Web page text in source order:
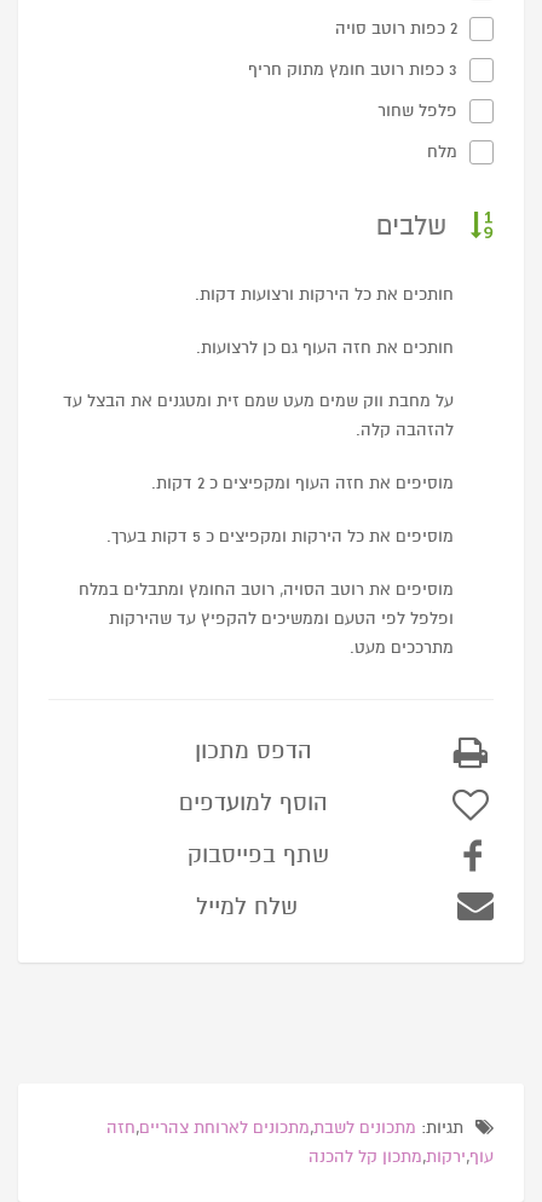
2 כפות רוטב סויה
3 כפות רוטב חומץ מתוק חריף
פלפל שחור
מלח
שלבים
חותכים את כל הירקות ורצועות דקות.
חותכים את חזה העוף גם כן לרצועות.
על מחבת ווק שמים מעט שמם זית ומטגנים את הבצל עד
להזהבה קלה.
מוסיפים את חזה העוף ומקפיצים כ 2 דקות.
מוסיפים את כל הירקות ומקפיצים כ 5 דקות בערך.
מוסיפים את רוטב הסויה, רוטב החומץ ומתבלים במלח
ופלפל לפי הטעם וממשיכים להקפיץ עד שהירקות
מתרככים מעט.
הדפס מתכון
הוסף למועדפים
שתף בפייסבוק
שלח למייל
תגיות: מתכונים לשבת,מתכונים לארוחת צהריים,חזה
עוף,ירקות,מתכון קל להכנה